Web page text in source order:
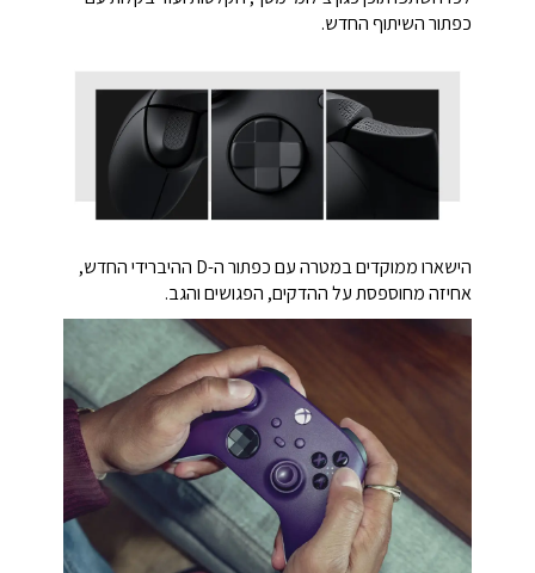
כפתור השיתוף החדש.
הישארו ממוקדים במטרה עם כפתור ה-D ההיברידי החדש,
אחיזה מחוספסת על ההדקים, הפגושים והגב.